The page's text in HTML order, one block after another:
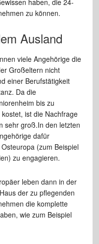
haben, die 24-
zu können.
Ausland
viele Angehörige die
Großeltern nicht
einer Berufstätigkeit
Da die
bis zu
ist die Nachfrage
sehr groß.In den letzten
dafür
(zum Beispiel
zu engagieren.
leben dann in der
der zu pflegenden
die komplette
wie zum Beispiel